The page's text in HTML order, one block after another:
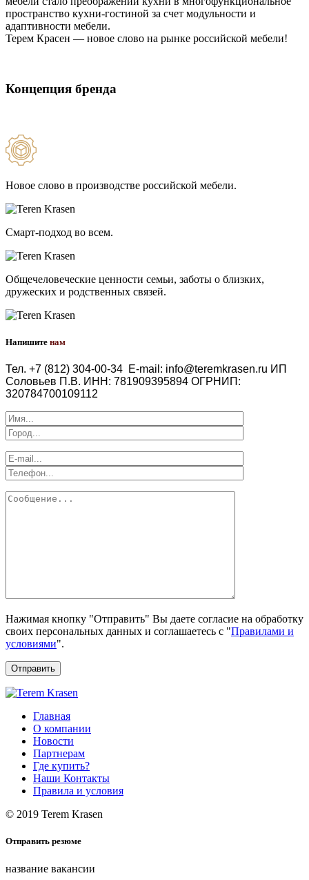
пространство кухни-гостиной за счет модульности и
адаптивности мебели.
Терем Красен — новое слово на рынке российской мебели!
Концепция бренда
Новое слово в производстве российской мебели.
Смарт-подход во всем.
Общечеловеческие ценности семьи, заботы о близких,
дружеских и родственных связей.
Напишите нам
Тел. +7 (812) 304-00-34 E-mail: info@teremkrasen.ru ИП
Соловьев П.В. ИНН: 781909395894 ОГРНИП:
320784700109112
Нажимая кнопку "Отправить" Вы даете согласие на обработку
своих персональных данных и соглашаетесь с "Правилами и
условиями".
Отправить
Главная
О компании
Новости
Партнерам
Где купить?
Наши Контакты
Правила и условия
© 2019 Terem Krasen
Отправить резюме
название вакансии